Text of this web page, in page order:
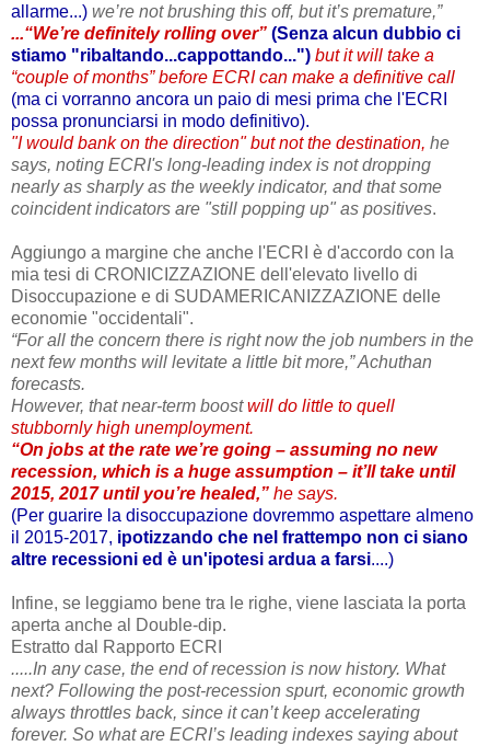
allarme...) we’re not brushing this off, but it’s premature,”
...“We’re definitely rolling over” (Senza alcun dubbio ci
stiamo "ribaltando...cappottando...") but it will take a
“couple of months” before ECRI can make a definitive call
(ma ci vorranno ancora un paio di mesi prima che l'ECRI
possa pronunciarsi in modo definitivo).
"I would bank on the direction" but not the destination, he
says, noting ECRI's long-leading index is not dropping
nearly as sharply as the weekly indicator, and that some
coincident indicators are "still popping up" as positives.
Aggiungo a margine che anche l'ECRI è d'accordo con la
mia tesi di CRONICIZZAZIONE dell'elevato livello di
Disoccupazione e di SUDAMERICANIZZAZIONE delle
economie "occidentali".
“For all the concern there is right now the job numbers in the
next few months will levitate a little bit more,” Achuthan
forecasts.
However, that near-term boostwill do little to quell
stubbornly high unemployment.
“On jobs at the rate we’re going – assuming no new
recession, which is a huge assumption – it’ll take until
2015, 2017 until you’re healed,” he says.
(Per guarire la disoccupazione dovremmo aspettare almeno
il 2015-2017, ipotizzando che nel frattempo non ci siano
altre recessioni ed è un'ipotesi ardua a farsi....)
Infine, se leggiamo bene tra le righe, viene lasciata la porta
aperta anche al Double-dip.
Estratto dal Rapporto ECRI
.....In any case, the end of recession is now history. What
next? Following the post-recession spurt, economic growth
always throttles back, since it can’t keep accelerating
forever. So what are ECRI’s leading indexes saying about